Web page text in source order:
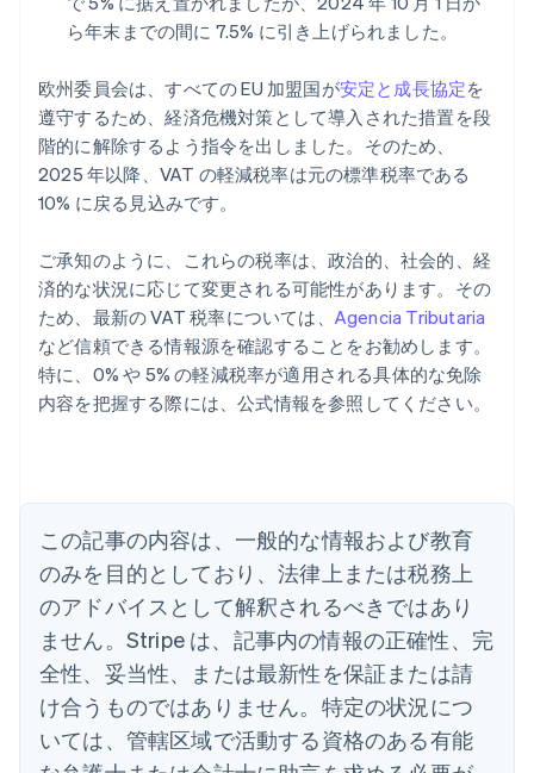
ら年末までの間に 7.5% に引き上げられました。
欧州委員会は、すべての EU 加盟国が安定と成長協定を
遵守するため、経済危機対策として導入された措置を段
階的に解除するよう指令を出しました。そのため、
2025 年以降、VAT の軽減税率は元の標準税率である
10% に戻る見込みです。
ご承知のように、これらの税率は、政治的、社会的、経
済的な状況に応じて変更される可能性があります。その
ため、最新の VAT 税率については、 Agencia Tributaria
など信頼できる情報源を確認することをお勧めします。
特に、0% や 5% の軽減税率が適用される具体的な免除
内容を把握する際には、公式情報を参照してください。
この記事の内容は、一般的な情報および教育
のみを目的としており、法律上または税務上
のアドバイスとして解釈されるべきではあり
ません。Stripe は、記事内の情報の正確性、完
全性、妥当性、または最新性を保証または請
け合うものではありません。特定の状況につ
いては、管轄区域で活動する資格のある有能
アイルランド
アラブ首長国連邦
English
イギリス
English
イタリア
Italiano English
インド
English
エストニア
English
オーストラリア